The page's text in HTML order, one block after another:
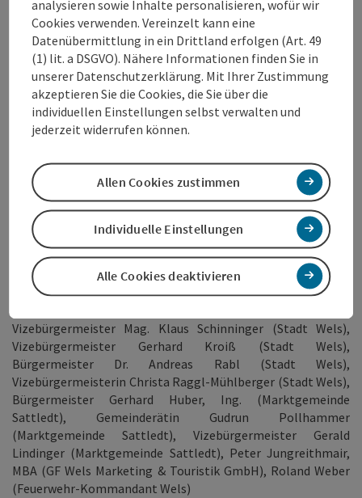
April gestohlen werden. Alle Maibaumregeln finden Sie auf
der maibaumkarte von www.doris.at
vorheriges Element
nächstes Element
Fotorechte:
Wels Marketing & Touristik GmbH
Vizebürgermeister Mag. Klaus Schinninger (Stadt Wels),
Vizebürgermeister Gerhard Kroiß (Stadt Wels),
Bürgermeister Dr. Andreas Rabl (Stadt Wels),
Vizebürgermeisterin Christa Raggl-Mühlberger (Stadt Wels),
Bürgermeister Gerhard Huber, Ing. (Marktgemeinde
Sattledt), Gemeinderätin Gudrun Pollhammer
(Marktgemeinde Sattledt), Vizebürgermeister Gerald
Lindinger (Marktgemeinde Sattledt), Peter Jungreithmair,
MBA (GF Wels Marketing & Touristik GmbH), Roland Weber
(Feuerwehr-Kommandant Wels)
analysieren sowie Inhalte personalisieren, wofür wir
Cookies verwenden. Vereinzelt kann eine
Datenübermittlung in ein Drittland erfolgen (Art. 49
(1) lit. a DSGVO). Nähere Informationen finden Sie in
unserer Datenschutzerklärung. Mit Ihrer Zustimmung
akzeptieren Sie die Cookies, die Sie über die
individuellen Einstellungen selbst verwalten und
jederzeit widerrufen können.
Alle Cookies deaktivieren
Individuelle Einstellungen
Allen Cookies zustimmen